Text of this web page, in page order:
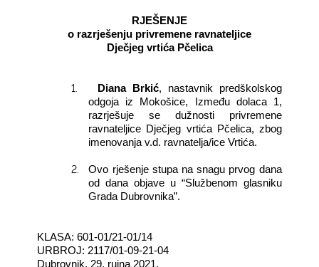
RJEŠENJE
o razrješenju privremene ravnateljice
Dječjeg vrtića Pčelica
1. Diana Brkić, nastavnik predškolskog
odgoja iz Mokošice, Između dolaca 1,
razrješuje se dužnosti privremene
ravnateljice Dječjeg vrtića Pčelica, zbog
imenovanja v.d. ravnatelja/ice Vrtića.
2.
Ovo rješenje stupa na snagu prvog dana
od dana objave u “Službenom glasniku
Grada Dubrovnika”.
KLASA: 601-01/21-01/14
URBROJ: 2117/01-09-21-04
Dubrovnik, 29. rujna 2021.